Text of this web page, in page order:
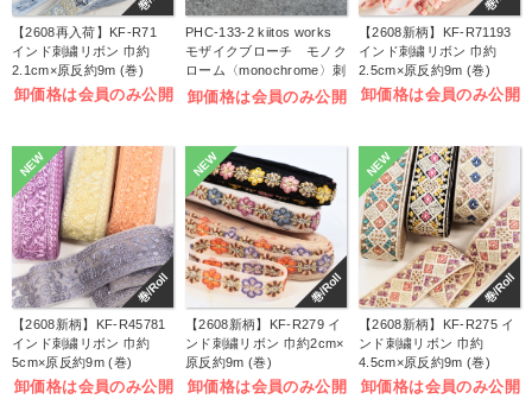
【2608再入荷】KF-R71
インド刺繍リボン 巾約
2.1cm×原反約9m (巻)
卸価格は会員のみ公開
PHC-133-2 kiitos works
モザイクブローチ モノク
ローム〈monochrome〉刺
しゅうキット (袋)
卸価格は会員のみ公開
【2608新柄】KF-R71193
インド刺繍リボン 巾約
2.5cm×原反約9m (巻)
卸価格は会員のみ公開
NEW
巻/Roll
【2608新柄】KF-R45781
インド刺繍リボン 巾約
5cm×原反約9m (巻)
卸価格は会員のみ公開
巻/Roll
NEW
【2608新柄】KF-R279 イ
ンド刺繍リボン 巾約2cm×
原反約9m (巻)
卸価格は会員のみ公開
巻/Roll
NEW
【2608新柄】KF-R275 イ
ンド刺繍リボン 巾約
4.5cm×原反約9m (巻)
卸価格は会員のみ公開